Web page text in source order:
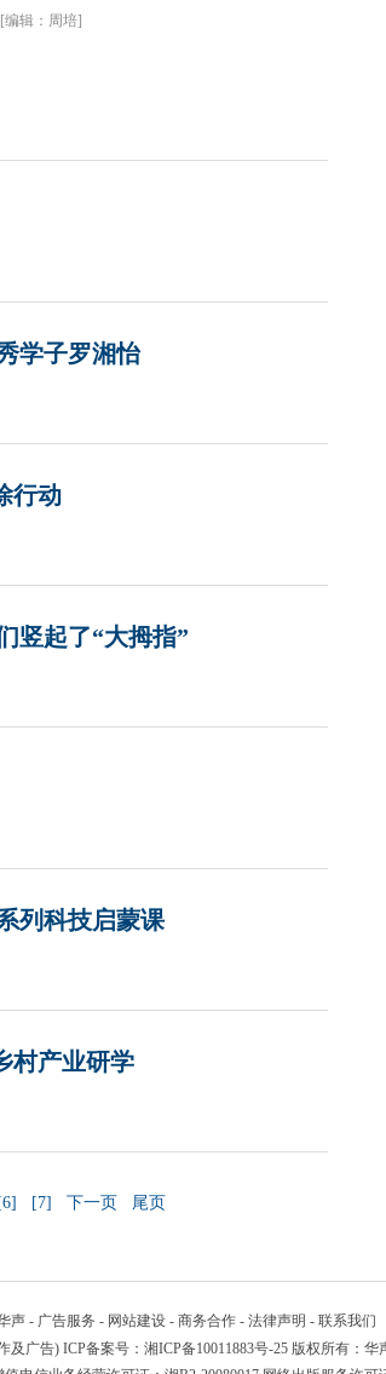
[编辑：周培]
学子罗湘怡
行动
竖起了“大拇指”
列科技启蒙课
村产业研学
[6] [7] 下一页 尾页
声 - 广告服务 - 网站建设 - 商务合作 - 法律声明 - 联系我们
及广告) ICP备案号： 湘ICP备10011883号-25版权所有：华